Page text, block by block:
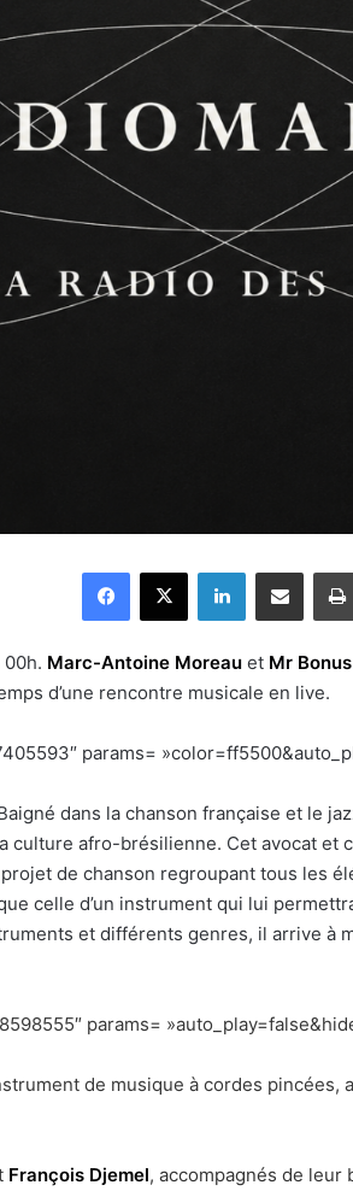
00h. Marc-Antoine Moreau et Mr Bonus
d’une rencontre musicale en live.
params=
dans la chanson française et le
culture afro-brésilienne. Cet avocat
de chanson regroupant tous les
celle d’un instrument qui lui
et différents genres, il arrive
params=
de musique à cordes
François Djemel, accompagnés de leur